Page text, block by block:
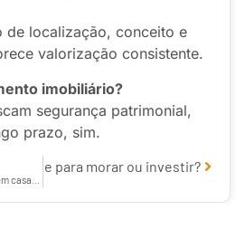
de localização, conceito e
valorização consistente.
imobiliário?
segurança patrimonial,
prazo, sim.
Grande para morar ou investir?